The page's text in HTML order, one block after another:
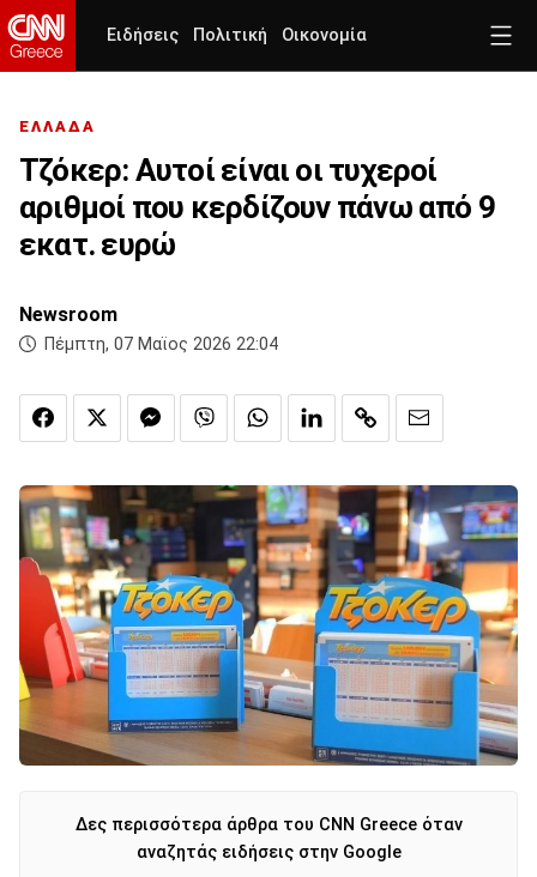
Ειδήσεις Πολιτική Οικονομία
ΕΛΛΑΔΑ
Τζόκερ: Αυτοί είναι οι τυχεροί
αριθμοί που κερδίζουν πάνω από 9
εκατ. ευρώ
Newsroom
Πέμπτη, 07 Μαϊος 2026 22:04
Δες περισσότερα άρθρα του CNN Greece όταν
αναζητάς ειδήσεις στην Google